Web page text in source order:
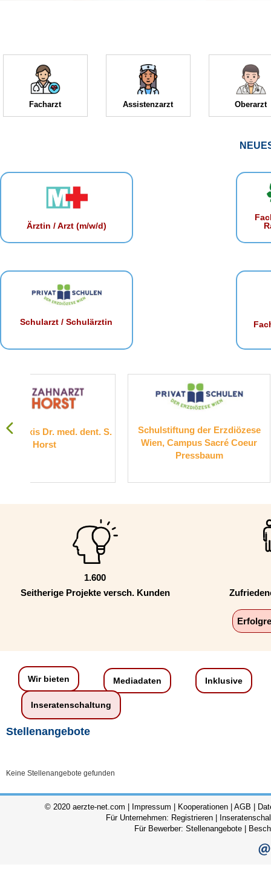
Facharzt Assistenzarzt Oberarzt
Ärztin / Arzt (m/w/d)
Schularzt / Schulärztin
S.
Schulstiftung der Erzdiözese
Wien, Campus Sacré Coeur
Suchthilfe
1.600
Seitherige Projekte versch. Kunden
Wir bieten Mediadaten Inklusive
Inseratenschaltung
Stellenangebote
Keine Stellenangebote gefunden
© 2020 aerzte-net.com | Impressum Kooperationen AGB
Für Unternehmen: Registrieren
Für Bewerber: Stellenangebote